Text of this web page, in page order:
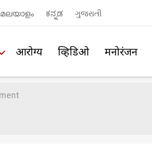
മലയാളം ಕನ್ನಡ ગુજરાતી
आरोग्य व्हिडिओ मनोरंजन